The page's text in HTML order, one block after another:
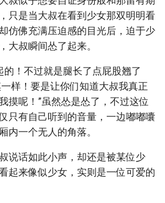
只是当大叔在看到少女那双明明看
仿佛充满压迫感的目光后，迫于少
大叔瞬间怂了起来。
的！不过就是腿长了点屁股翘了
样！要是让你们知道大叔我真正
摸呢！”虽然怂是怂了，不过这位
只有自己听到的音量，一边嘟嘟囔
内一个无人的角落。
说话如此小声，却还是被某位少
起来像似少女，实则是一位可爱的